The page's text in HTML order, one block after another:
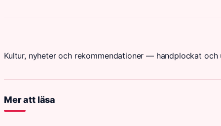
Kultur, nyheter och rekommendationer — handplockat
Mer att läsa